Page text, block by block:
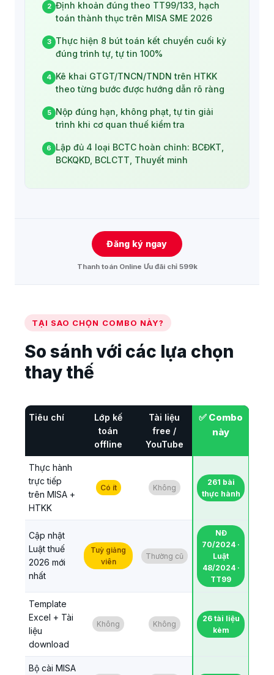
2 Định khoản đúng theo TT99/133, hạch
toán thành thục trên MISA SME 2026
3
Thực hiện 8 bút toán kết chuyển cuối kỳ
đúng trình tự, tự tin 100%
4 Kê khai GTGT/TNCN/TNDN trên HTKK
theo từng bước được hướng dẫn rõ ràng
5
Nộp đúng hạn, không phạt, tự tin giải
trình khi cơ quan thuế kiểm tra
6
Lập đủ 4 loại BCTC hoàn chỉnh: BCĐKT,
BCKQKD, BCLCTT, Thuyết minh
Đăng ký ngay
Thanh toán Online Ưu đãi chỉ 599k
TẠI SAO CHỌN COMBO NÀY?
So sánh với các lựa chọn
thay thế
Tiêu chí
Lớp kế
toán
offline
Tài liệu
free /
YouTube
✅ Combo
này
Thực hành
trực tiếp
trên MISA +
HTKK
Có ít Không
261 bài
thực hành
Cập nhật
Luật thuế
2026 mới
nhất
Tuỳ giảng
viên
Thường cũ
NĐ
70/2024 ·
Luật
48/2024 ·
TT99
Template
Excel + Tài
liệu
download
Không Không
26 tài liệu
kèm
Bộ cài MISA